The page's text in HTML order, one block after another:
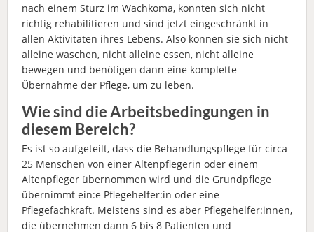
nach einem Sturz im Wachkoma, konnten sich nicht
richtig rehabilitieren und sind jetzt eingeschränkt in
allen Aktivitäten ihres Lebens. Also können sie sich nicht
alleine waschen, nicht alleine essen, nicht alleine
bewegen und benötigen dann eine komplette
Übernahme der Pflege, um zu leben.
Wie sind die Arbeitsbedingungen in
diesem Bereich?
Es ist so aufgeteilt, dass die Behandlungspflege für circa
25 Menschen von einer Altenpflegerin oder einem
Altenpfleger übernommen wird und die Grundpflege
übernimmt ein:e Pflegehelfer:in oder eine
Pflegefachkraft. Meistens sind es aber Pflegehelfer:innen,
die übernehmen dann 6 bis 8 Patienten und